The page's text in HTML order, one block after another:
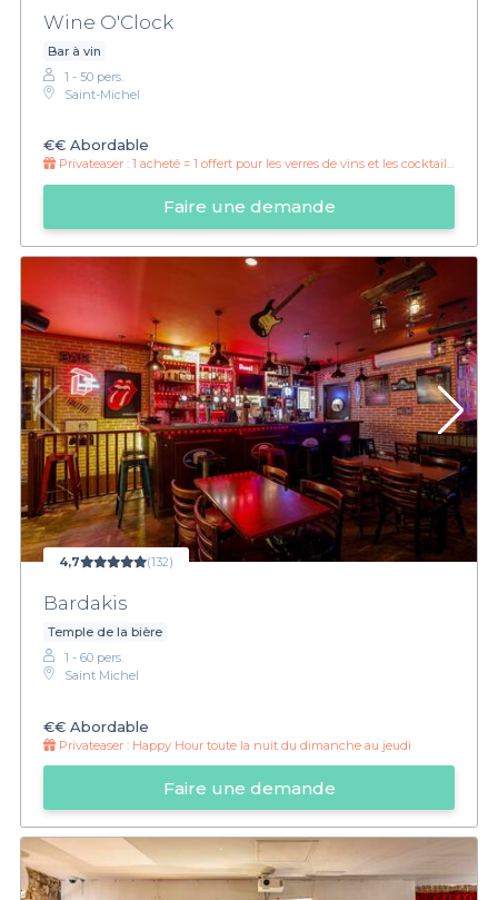
Wine O'Clock
Bar à vin
1 - 50 pers.
Saint-Michel
€€ Abordable
Privateaser : 1 acheté = 1 offert pour les verres de vins et les cocktails de 17h à 20h30 !
Faire une demande
4,7 (132)
Bardakis
Temple de la bière
1 - 60 pers.
Saint Michel
€€ Abordable
Privateaser : Happy Hour toute la nuit du dimanche au jeudi
Faire une demande